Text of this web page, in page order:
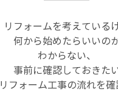
リフォームを考えている
何から始めたらいいの
わからない、
事前に確認しておきた
リフォーム工事の流れを